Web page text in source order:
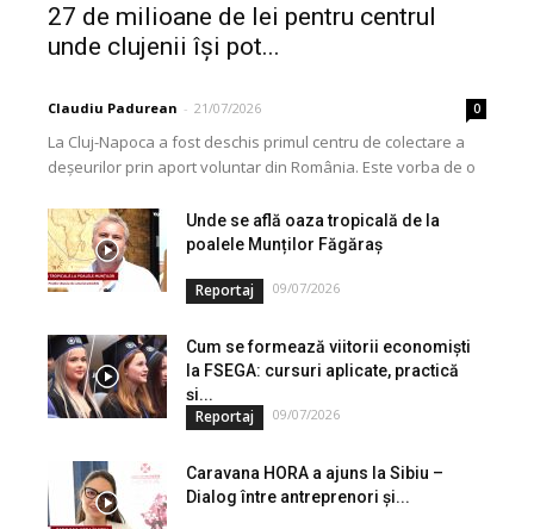
27 de milioane de lei pentru centrul
unde clujenii își pot...
Claudiu Padurean - 21/07/2026 0
La Cluj-Napoca a fost deschis primul centru de colectare a
deșeurilor prin aport voluntar din România. Este vorba de o
Unde se află oaza tropicală de la
poalele Munților Făgăraș
Reportaj 09/07/2026
Cum se formează viitorii economiști
la FSEGA: cursuri aplicate, practică
și...
Reportaj 09/07/2026
Caravana HORA a ajuns la Sibiu –
Dialog între antreprenori și...